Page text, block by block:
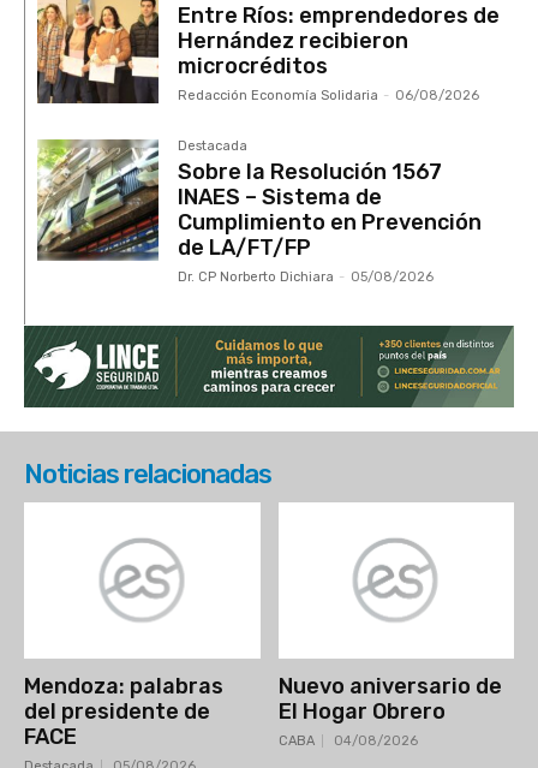
Entre Ríos: emprendedores de
Hernández recibieron
microcréditos
Redacción Economía Solidaria - 06/08/2026
Destacada
Sobre la Resolución 1567
INAES – Sistema de
Cumplimiento en Prevención
de LA/FT/FP
Dr. CP Norberto Dichiara - 05/08/2026
Noticias relacionadas
Mendoza: palabras
del presidente de
FACE
Nuevo aniversario de
El Hogar Obrero
CABA 04/08/2026